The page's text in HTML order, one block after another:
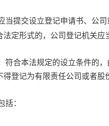
当提交设立登记申请书、公
法定形式的，公司登记机关
符合本法规定的设立条件的
登记为有限责任公司或者股
括：